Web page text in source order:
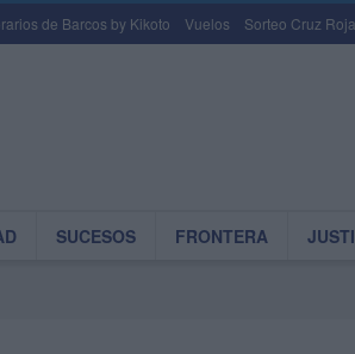
de Barcos by Kikoto Vuelos Sorteo Cruz Roja
SUCESOS FRONTERA